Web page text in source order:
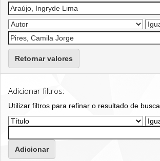
Retornar valores
Adicionar filtros:
Utilizar filtros para refinar o resultado de busca.